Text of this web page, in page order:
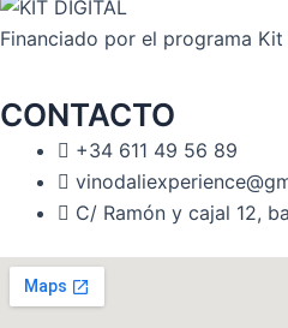
Financiado por el programa
CONTACTO
+34 611 49 56 89
C/ Ramón y cajal 12,